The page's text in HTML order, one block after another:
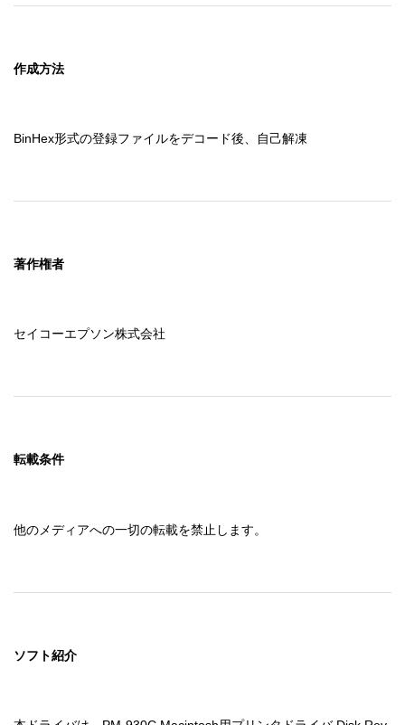
作成方法
BinHex形式の登録ファイルをデコード後、自己解凍
著作権者
セイコーエプソン株式会社
転載条件
他のメディアへの一切の転載を禁止します。
ソフト紹介